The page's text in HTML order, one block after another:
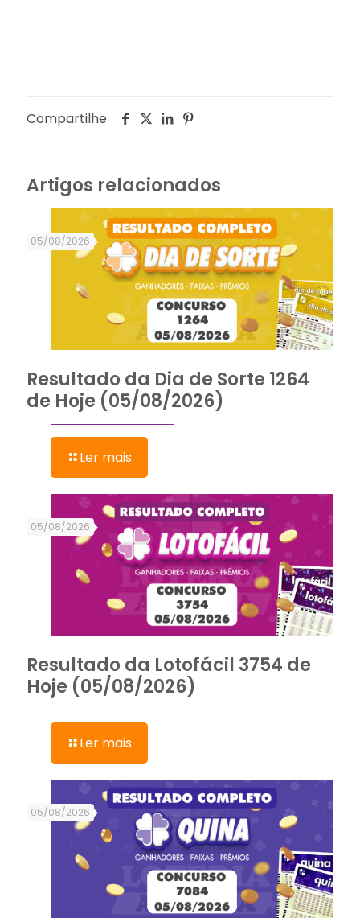
Compartilhe
Artigos relacionados
05/08/2026
Resultado da Dia de Sorte 1264
de Hoje (05/08/2026)
Ler mais
05/08/2026
Resultado da Lotofácil 3754 de
Hoje (05/08/2026)
Ler mais
05/08/2026